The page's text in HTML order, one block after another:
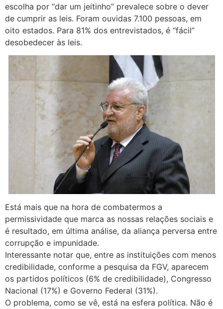
escolha por “dar um jeitinho” prevalece sobre o dever
de cumprir as leis. Foram ouvidas 7.100 pessoas, em
oito estados. Para 81% dos entrevistados, é “fácil”
desobedecer às leis.
Está mais que na hora de combatermos a
permissividade que marca as nossas relações sociais e
é resultado, em última análise, da aliança perversa entre
corrupção e impunidade.
Interessante notar que, entre as instituições com menos
credibilidade, conforme a pesquisa da FGV, aparecem
os partidos políticos (6% de credibilidade), Congresso
Nacional (17%) e Governo Federal (31%).
O problema, como se vê, está na esfera política. Não é